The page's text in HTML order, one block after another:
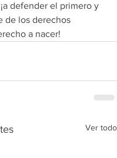
defender el primero y
de los derechos
a nacer!
Ver todo